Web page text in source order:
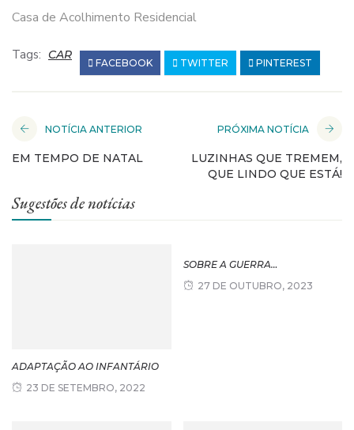
Casa de Acolhimento Residencial
Tags: CAR
FACEBOOK TWITTER PINTEREST
NOTÍCIA ANTERIOR
EM TEMPO DE NATAL
PRÓXIMA NOTÍCIA
LUZINHAS QUE TREMEM,
QUE LINDO QUE ESTÁ!
Sugestões de notícias
ADAPTAÇÃO AO INFANTÁRIO
23 DE SETEMBRO, 2022
SOBRE A GUERRA…
27 DE OUTUBRO, 2023